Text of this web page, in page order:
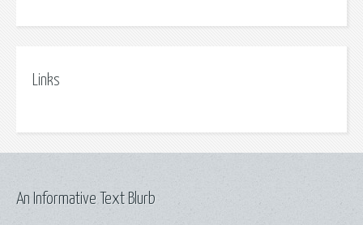
Links
An Informative Text Blurb